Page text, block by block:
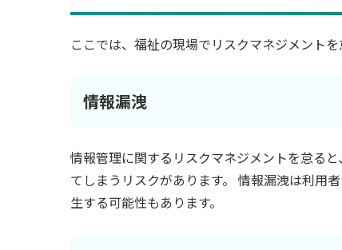
ここでは、福祉の現場でリスクマネジメント
情報漏洩
情報管理に関するリスクマネジメントを怠る
てしまうリスクがあります。 情報漏洩は利用
生する可能性もあります。